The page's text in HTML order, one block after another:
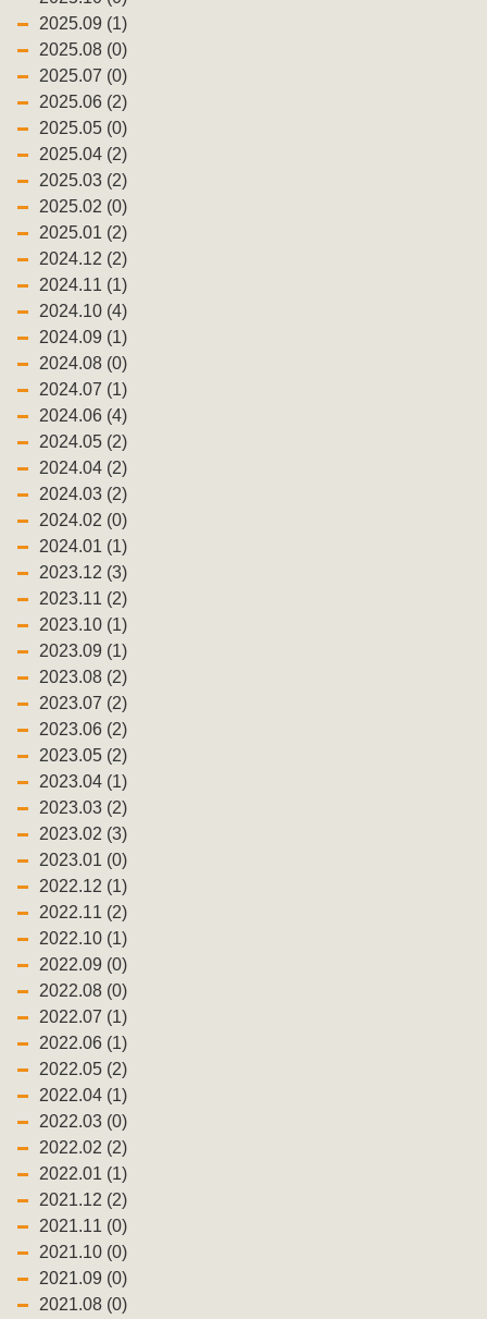
2025.09 (1)
2025.08 (0)
2025.07 (0)
2025.06 (2)
2025.05 (0)
2025.04 (2)
2025.03 (2)
2025.02 (0)
2025.01 (2)
2024.12 (2)
2024.11 (1)
2024.10 (4)
2024.09 (1)
2024.08 (0)
2024.07 (1)
2024.06 (4)
2024.05 (2)
2024.04 (2)
2024.03 (2)
2024.02 (0)
2024.01 (1)
2023.12 (3)
2023.11 (2)
2023.10 (1)
2023.09 (1)
2023.08 (2)
2023.07 (2)
2023.06 (2)
2023.05 (2)
2023.04 (1)
2023.03 (2)
2023.02 (3)
2023.01 (0)
2022.12 (1)
2022.11 (2)
2022.10 (1)
2022.09 (0)
2022.08 (0)
2022.07 (1)
2022.06 (1)
2022.05 (2)
2022.04 (1)
2022.03 (0)
2022.02 (2)
2022.01 (1)
2021.12 (2)
2021.11 (0)
2021.10 (0)
2021.09 (0)
2021.08 (0)